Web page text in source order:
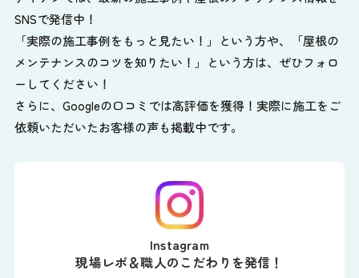
SNSで発信中！
「実際の施工事例をもっと見たい！」という方や、
「屋根の
メンテナンスのコツを知りたい！」という方は、ぜひフォロ
ーしてください！
さらに、Googleの口コミでは高評価を獲得！実際に施工をご
依頼いただいたお客様の声も掲載中です。
Instagram
現場レポ＆職人のこだわりを発信！